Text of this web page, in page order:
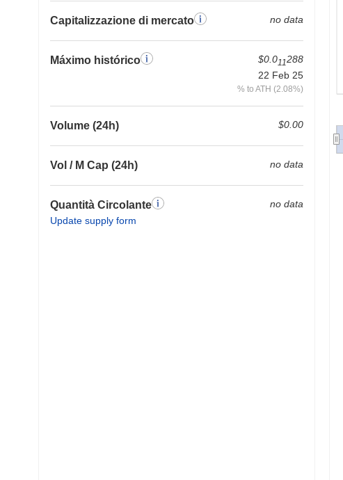
Capitalizzazione di mercato no data
Máximo histórico $0.011288
22 Feb 25
% to ATH (2.08%)
Volume (24h) $0.00
Vol / M Cap (24h) no data
Quantità Circolante
Update supply form
no data